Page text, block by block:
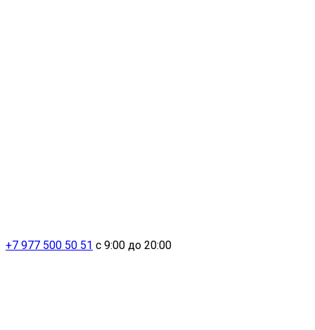
+7 977 500 50 51 с 9:00 до 20:00